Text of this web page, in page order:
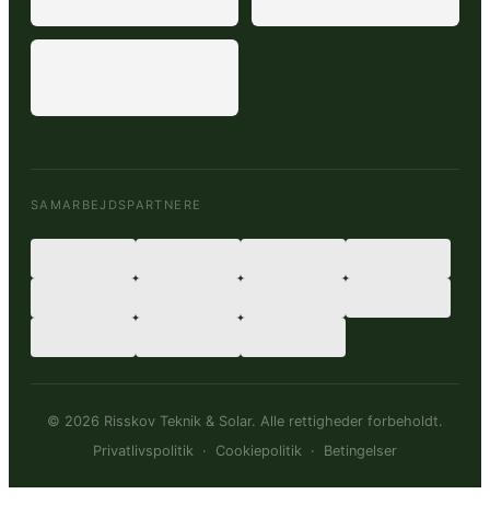
SAMARBEJDSPARTNERE
© 2026 Risskov Teknik & Solar. Alle rettigheder forbeholdt.
Privatlivspolitik · Cookiepolitik · Betingelser